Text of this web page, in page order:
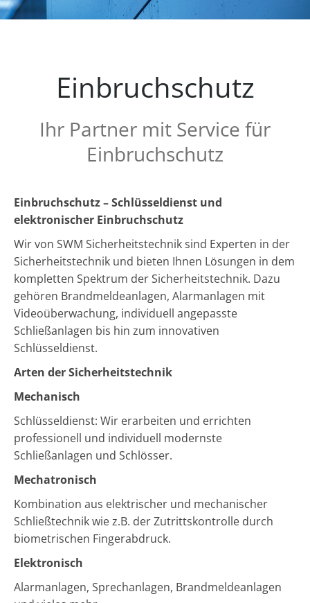
Einbruchschutz
Ihr Partner mit Service für
Einbruchschutz
Einbruchschutz – Schlüsseldienst und
elektronischer Einbruchschutz
Wir von SWM Sicherheitstechnik sind Experten in der
Sicherheitstechnik und bieten Ihnen Lösungen in dem
kompletten Spektrum der Sicherheitstechnik. Dazu
gehören Brandmeldeanlagen, Alarmanlagen mit
Videoüberwachung, individuell angepasste
Schließanlagen bis hin zum innovativen
Schlüsseldienst.
Arten der Sicherheitstechnik
Mechanisch
Schlüsseldienst: Wir erarbeiten und errichten
professionell und individuell modernste
Schließanlagen und Schlösser.
Mechatronisch
Kombination aus elektrischer und mechanischer
Schließtechnik wie z.B. der Zutrittskontrolle durch
biometrischen Fingerabdruck.
Elektronisch
Alarmanlagen, Sprechanlagen, Brandmeldeanlagen